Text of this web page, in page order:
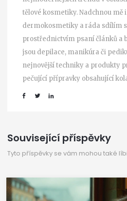
tělové kosmetiky. Nadchnou mě
dermokosmetiky a ráda sdílím
prostřednictvím psaní článků a
jsou depilace, manikúra či
nejnovější techniky a produkty
pečující přípravky obsahující
Související příspěvky
Tyto příspěvky se vám mohou také